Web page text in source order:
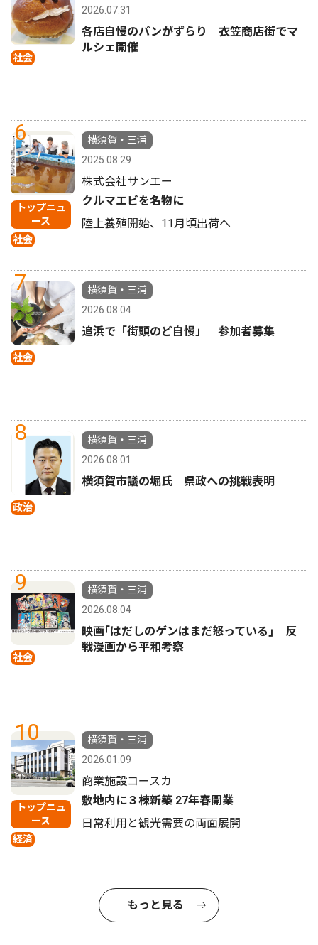
社会
2026.07.31
各店自慢のパンがずらり 衣笠商店街でマ
ルシェ開催
6
トップニュ
ース
社会
横須賀・三浦
2025.08.29
株式会社サンエー
クルマエビを名物に
陸上養殖開始、11月頃出荷へ
7
社会
横須賀・三浦
2026.08.04
追浜で「街頭のど自慢」 参加者募集
8
政治
横須賀・三浦
2026.08.01
横須賀市議の堀氏 県政への挑戦表明
9
社会
横須賀・三浦
2026.08.04
映画｢はだしのゲンはまだ怒っている｣ 反
戦漫画から平和考察
10
トップニュ
ース
経済
横須賀・三浦
2026.01.09
商業施設コースカ
敷地内に３棟新築 27年春開業
日常利用と観光需要の両面展開
もっと見る